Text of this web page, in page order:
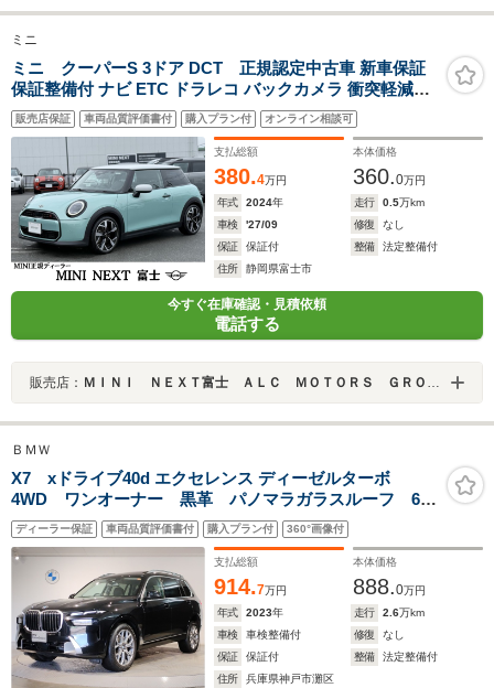
ミニ
ミニ クーパーS 3ドア DCT 正規認定中古車 新車保証
保証整備付 ナビ ETC ドラレコ バックカメラ 衝突軽減ブ
レーキ アイドリングストップ 障害物ソナー 車線キープ A
クルコン
販売店保証 車両品質評価書付 購入プラン付 オンライン相談可
支払総額
380.4万円
本体価格
360.0万円
年式
2024年 走行 0.5万km
車検
'27/09 修復
なし
保証
保証付 整備
法定整備付
住所
静岡県富士市
今すぐ在庫確認・見積依頼
電話する
販売店： ＭＩＮＩ ＮＥＸＴ富士 ＡＬＣ ＭＯＴＯＲＳ ＧＲＯＵＰ
ＢＭＷ
X7 xドライブ40d エクセレンス ディーゼルターボ
4WD ワンオーナー 黒革 パノマラガラスルーフ 6人
乗り ハーマンカードンサウンドシステム シートヒー
ター&ベンチレーション ステアリングヒーター ブライ
ンドスポットモニター 全周囲カメラ LEDヘッドライ
ディーラー保証 車両品質評価書付 購入プラン付 360°画像付
支払総額
914.7万円
本体価格
888.0万円
年式
2023年 走行 2.6万km
車検
車検整備付 修復
なし
保証
保証付 整備
法定整備付
住所
兵庫県神戸市灘区